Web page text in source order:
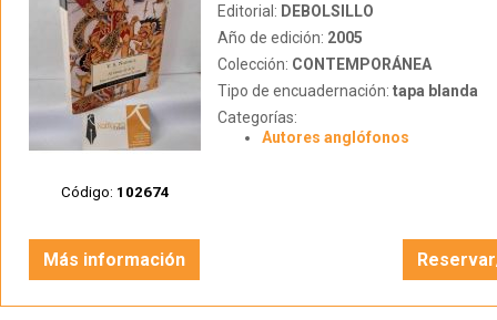
Código: 102674
Editorial: DEBOLSILLO
Año de edición: 2005
Colección: CONTEMPORÁNEA
Tipo de encuadernación: tapa blanda
Categorías:
Autores anglófonos
Más información